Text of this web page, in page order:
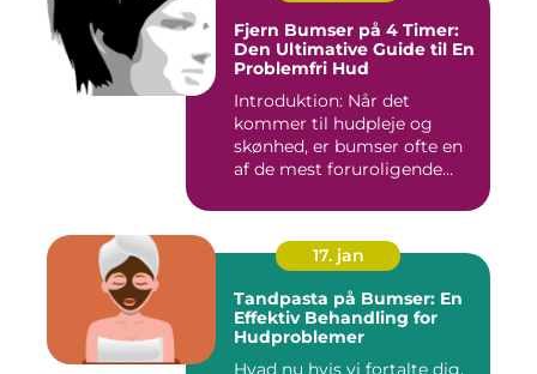
Fjern Bumser på 4 Timer:
Den Ultimative Guide til En
Problemfri Hud
Introduktion: Når det
kommer til hudpleje og
skønhed, er bumser ofte en
af de mest foruroligende
17. jan
Tandpasta på Bumser: En
Effektiv Behandling for
Hudproblemer
Hvad nu hvis vi fortalte dig,